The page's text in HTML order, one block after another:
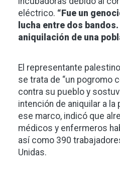
eléctrico. “Fue un
lucha entre dos
aniquilación de una
El representante
se trata de “un pogromo
contra su pueblo y
intención de aniquilar a la
ese marco, indicó que
médicos y enfermeros
así como 390
Unidas.